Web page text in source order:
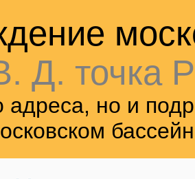
Д. точка
адреса, но и